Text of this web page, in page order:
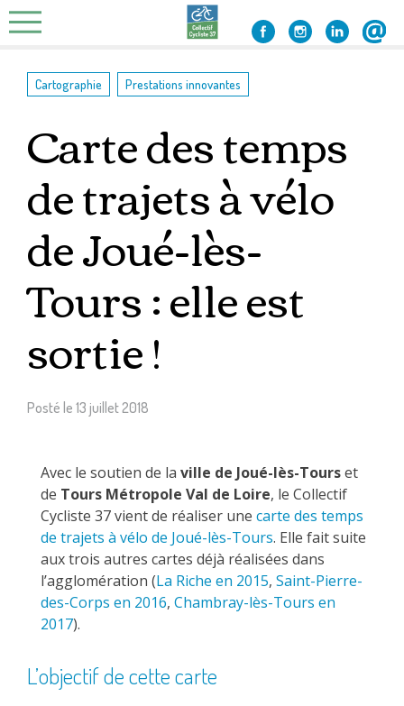
Skip
to
Cartographie Prestations innovantes
Carte des temps
de trajets à vélo
de Joué-lès-
Tours : elle est
sortie !
Posté le 13 juillet 2018
Avec le soutien de la ville de Joué-lès-Tourset
de Tours Métropole Val de Loire, le Collectif
Cycliste 37 vient de réaliser une carte des temps
de trajets à vélo de Joué-lès-Tours. Elle fait suite
aux trois autres cartes déjà réalisées dans
l’agglomération (La Riche en 2015, Saint-Pierre-
des-Corps en 2016, Chambray-lès-Tours en
2017).
L’objectif de cette carte